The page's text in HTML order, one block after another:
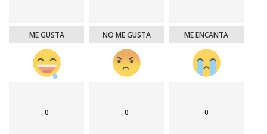
ME GUSTA NO ME GUSTA ME ENCANTA
0 0 0